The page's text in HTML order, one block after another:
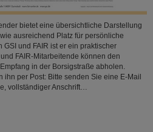
bietet eine übersichtliche Darstellung
ausreichend Platz für persönliche
GSI und FAIR ist er ein praktischer
FAIR-Mitarbeitende können den
in der Borsigstraße abholen.
ihn per Post: Bitte senden Sie eine E-Mail
vollständiger Anschrift…